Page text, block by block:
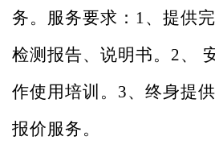
务。服务要求： 1、提供
检测报告、说明书。 2、
作使用培训。 3、终身提
报价服务。